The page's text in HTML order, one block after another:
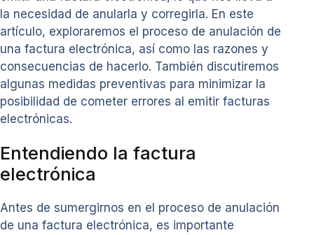
la necesidad de anularla y corregirla. En este
artículo, exploraremos el proceso de anulación de
una factura electrónica, así como las razones y
consecuencias de hacerlo. También discutiremos
algunas medidas preventivas para minimizar la
posibilidad de cometer errores al emitir facturas
electrónicas.
Entendiendo la factura
electrónica
Antes de sumergirnos en el proceso de anulación
de una factura electrónica, es importante